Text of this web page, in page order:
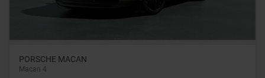
PORSCHE MACAN
Macan 4